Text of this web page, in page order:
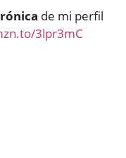
de mi perfil
3lpr3mC